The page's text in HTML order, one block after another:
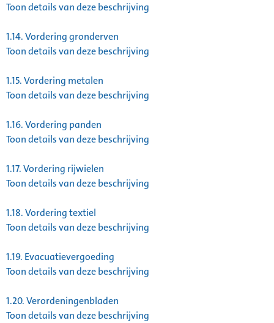
Toon details van deze beschrijving
1.14.Vordering gronderven
Toon details van deze beschrijving
1.15.Vordering metalen
Toon details van deze beschrijving
1.16.Vordering panden
Toon details van deze beschrijving
1.17.Vordering rijwielen
Toon details van deze beschrijving
1.18.Vordering textiel
Toon details van deze beschrijving
1.19. Evacuatievergoeding
Toon details van deze beschrijving
1.20.Verordeningenbladen
Toon details van deze beschrijving